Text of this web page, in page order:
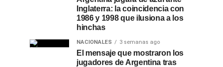
Inglaterra: la coincidencia con
1986 y 1998 que ilusiona a los
hinchas
NACIONALES 3 semanas ago
El mensaje que mostraron los
jugadores de Argentina tras